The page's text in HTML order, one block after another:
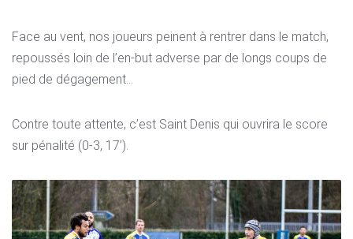
Face au vent, nos joueurs peinent à rentrer dans le match,
repoussés loin de l’en-but adverse par de longs coups de
pied de dégagement…
Contre toute attente, c’est Saint Denis qui ouvrira le score
sur pénalité (0-3, 17’).